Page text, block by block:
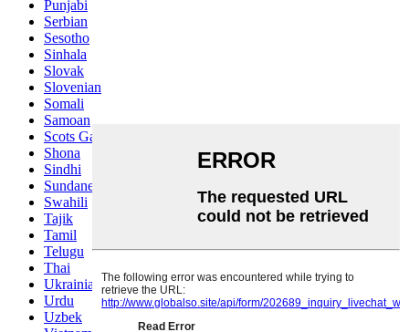
Punjabi
Serbian
Sesotho
Sinhala
Slovak
Slovenian
Somali
Samoan
Scots Gaelic
Shona
Sindhi
Sundanese
Swahili
Tajik
Tamil
Telugu
Thai
Ukrainian
Urdu
Uzbek